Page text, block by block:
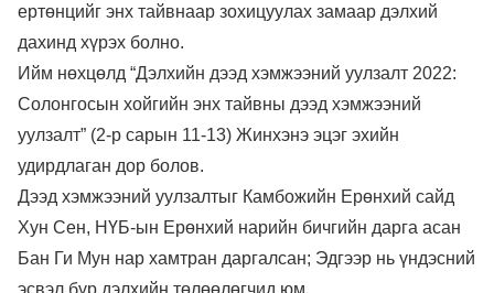
ертөнцийг энх тайвнаар зохицуулах замаар дэлхий
дахинд хүрэх болно.
Ийм нөхцөлд “Дэлхийн дээд хэмжээний уулзалт 2022:
Солонгосын хойгийн энх тайвны дээд хэмжээний
уулзалт” (2-р сарын 11-13) Жинхэнэ эцэг эхийн
удирдлаган дор болов.
Дээд хэмжээний уулзалтыг Камбожийн Ерөнхий сайд
Хун Сен, НҮБ-ын Ерөнхий нарийн бичгийн дарга асан
Бан Ги Мун нар хамтран даргалсан; Эдгээр нь үндэсний
эсвэл бүр дэлхийн төлөөлөгчид юм.